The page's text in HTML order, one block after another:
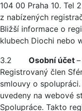
104 00 Praha 10. Tel
z nabízených
Bližší informace o
klubech Diochi nebo
3.2 Osobní účet
Registrovaný člen
smlouvy o
uvedeny na webové
Spolupráce. Takto